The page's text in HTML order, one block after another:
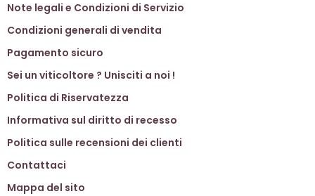
Note legali e Condizioni di Servizio
Condizioni generali di vendita
Pagamento sicuro
Sei un viticoltore ? Unisciti a noi !
Politica di Riservatezza
Informativa sul diritto di recesso
Politica sulle recensioni dei clienti
Contattaci
Mappa del sito